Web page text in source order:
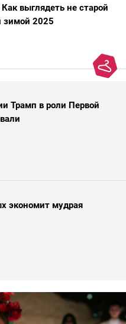
выглядеть не старой
зимой 2025
Трамп в роли Первой
экономит мудрая